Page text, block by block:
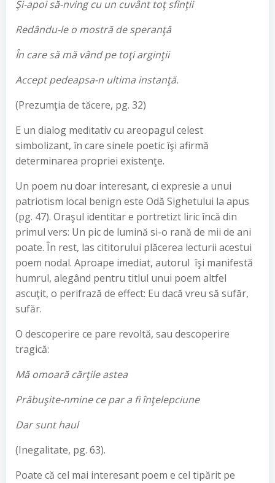
Şi-apoi să-nving cu un cuvânt toţ sfinţii
Redându-le o mostră de speranţă
În care să mă vând pe toţi arginţii
Accept pedeapsa-n ultima instanţă.
(Prezumţia de tăcere, pg. 32)
E un dialog meditativ cu areopagul celest
simbolizant, în care sinele poetic îşi afirmă
determinarea propriei existenţe.
Un poem nu doar interesant, ci expresie a unui
patriotism local benign este Odă Sighetului la apus
(pg. 47). Oraşul identitar e portretizt liric încă din
primul vers: Un pic de lumină si-o rană de mii de ani
poate. În rest, las cititorului plăcerea lecturii acestui
poem nodal. Aproape imediat, autorul îşi manifestă
humrul, alegând pentru titlul unui poem altfel
ascuţit, o perifrază de effect: Eu dacă vreu să sufăr,
sufăr.
O descoperire ce pare revoltă, sau descoperire
tragică:
Mă omoară cărţile astea
Prăbuşite-nmine ce par a fi înţelepciune
Dar sunt haul
(Inegalitate, pg. 63).
Poate că cel mai interesant poem e cel tipărit pe